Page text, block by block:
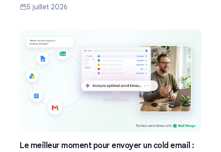
5 juillet 2026
Le meilleur moment pour envoyer un cold email :